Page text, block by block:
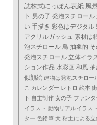
誌株式にっぽん表紙 風
ト 男の子 発泡スチロール
い 手描き 彩色はデジタル
アクリルガッシュ 素材は
泡スチロール 鳥 抽象的
発泡スチロール 立体イラ
ション作品 水彩画 和風 抽
似顔絵 建物は発泡スチロー
こ カレンダー レトロ 絵本
ト 自主制作 女の子 ファンタ
イラスト 動物リアルイラスト
ター 色鉛筆 犬 粘土による